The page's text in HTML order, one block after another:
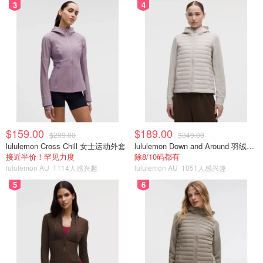
3
$159.00 $299.00
lululemon Cross Chill 女士运动外套
接近半价！罕见力度
lululemon AU 1114人感兴趣
4
$189.00 $349.00
lululemon Down and Around 羽绒夹克
除8/10码都有
lululemon AU 1051人感兴趣
5 6